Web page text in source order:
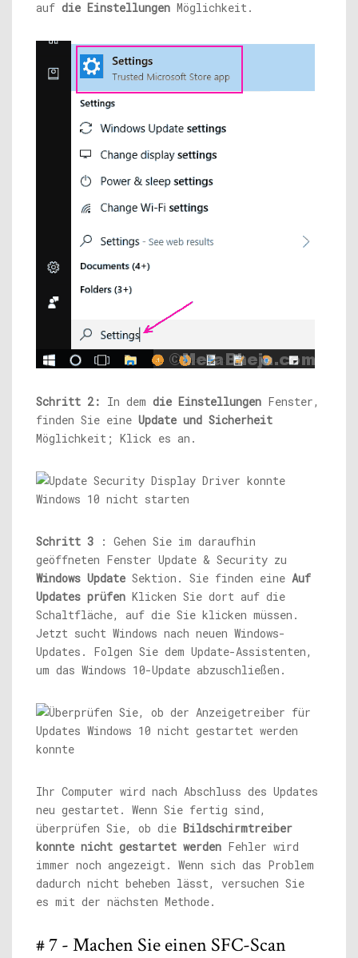
auf die Einstellungen Möglichkeit.
Schritt 2: In dem die Einstellungen Fenster,
finden Sie eine Update und Sicherheit
Möglichkeit; Klick es an.
Schritt 3 : Gehen Sie im daraufhin
geöffneten Fenster Update & Security zu
Windows Update Sektion. Sie finden eine Auf
Updates prüfen Klicken Sie dort auf die
Schaltfläche, auf die Sie klicken müssen.
Jetzt sucht Windows nach neuen Windows-
Updates. Folgen Sie dem Update-Assistenten,
um das Windows 10-Update abzuschließen.
Ihr Computer wird nach Abschluss des Updates
neu gestartet. Wenn Sie fertig sind,
überprüfen Sie, ob die Bildschirmtreiber
konnte nicht gestartet werden Fehler wird
immer noch angezeigt. Wenn sich das Problem
dadurch nicht beheben lässt, versuchen Sie
es mit der nächsten Methode.
# 7 - Machen Sie einen SFC-Scan